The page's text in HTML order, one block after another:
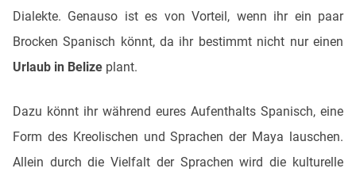
Dialekte. Genauso ist es von Vorteil, wenn ihr ein paar
Brocken Spanisch könnt, da ihr bestimmt nicht nur einen
Urlaub in Belize plant.
Dazu könnt ihr während eures Aufenthalts Spanisch, eine
Form des Kreolischen und Sprachen der Maya lauschen.
Allein durch die Vielfalt der Sprachen wird die kulturelle